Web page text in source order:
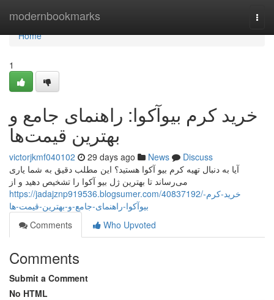
modernbookmarks
Home
Home
1
خرید کرم بیوآکوا: راهنمای جامع و
بهترین قیمت‌ها
victorjkmf040102 29 days ago News
Discuss
آیا به دنبال تهیه کرم بیو آکوا هستید؟ این مطلب دقیق به شما یاری
می‌رساند تا بهترین ژل بیو آکوا را تشخیص دهید و از
https://jadajznp919536.blogsumer.com/40837192/خرید-کرم-
بیوآکوا-راهنمای-جامع-و-بهترین-قیمت-ها
Comments
Who Upvoted
Comments
Submit a Comment
No HTML